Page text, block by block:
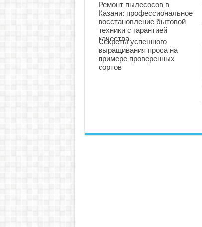
Ремонт пылесосов в
Казани: профессиональное
восстановление бытовой
техники с гарантией
качества
Секреты успешного
выращивания проса на
примере проверенных
сортов